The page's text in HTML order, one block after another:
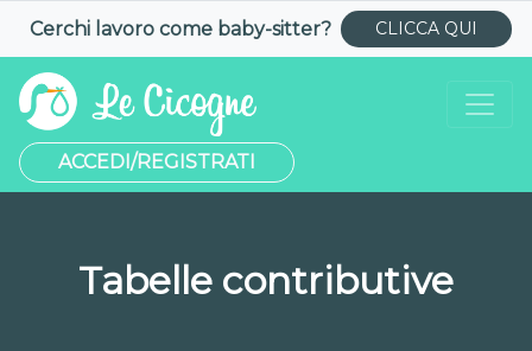
Cerchi lavoro come baby-sitter? CLICCA QUI
ACCEDI/REGISTRATI
Tabelle contributive